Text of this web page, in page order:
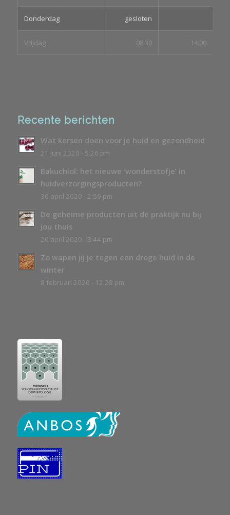
Donderdag gesloten
Vrijdag 08:30 14:00
Recente berichten
Wat kersen doen voor je huid en gezondheid
21 juni 2020 - 5:26 pm
Bakuchiol: het nieuwe ‘wonderstofje’ in
huidverzorgingsproducten?
30 april 2020 - 2:59 pm
De geheime producten uit de praktijk nu bij
jou thuis
20 april 2020 - 3:44 pm
Zo wapen jij je tegen een droge huid in de
winter
8 februari 2020 - 12:28 pm